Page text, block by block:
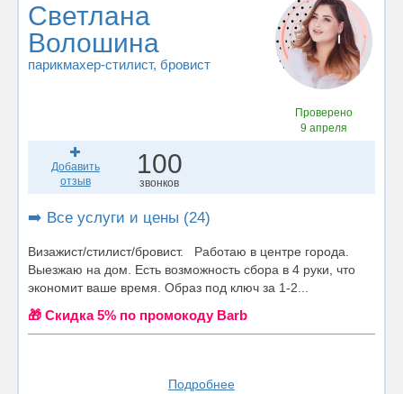
Светлана
Волошина
парикмахер-стилист, бровист
Проверено
9 апреля
Добавить
отзыв
100
звонков
➡️ Все услуги и цены (24)
Визажист/стилист/бровист. Работаю в центре города.
Выезжаю на дом. Есть возможность сбора в 4 руки, что
экономит ваше время. Образ под ключ за 1-2...
🎁 Cкидка 5% по промокоду Barb
Подробнее